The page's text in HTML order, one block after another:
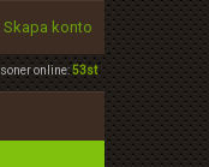
online:53st
Skapa konto